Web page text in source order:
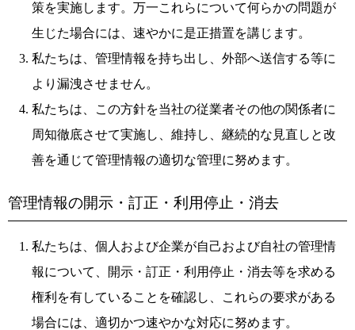
策を実施します。万一これらについて何らかの問題が
生じた場合には、速やかに是正措置を講じます。
私たちは、管理情報を持ち出し、外部へ送信する等に
より漏洩させません。
私たちは、この方針を当社の従業者その他の関係者に
周知徹底させて実施し、維持し、継続的な見直しと改
善を通じて管理情報の適切な管理に努めます。
管理情報の開示・訂正・利用停止・消去
私たちは、個人および企業が自己および自社の管理情
報について、開示・訂正・利用停止・消去等を求める
権利を有していることを確認し、これらの要求がある
場合には、適切かつ速やかな対応に努めます。